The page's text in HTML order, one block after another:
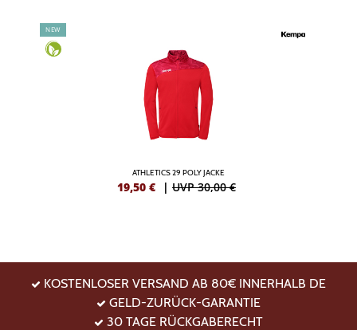
NEW
ATHLETICS 29 POLY JACKE
19,50 € | UVP 30,00 €
KOSTENLOSER VERSAND AB 80€ INNERHALB DE
GELD-ZURÜCK-GARANTIE
30 TAGE RÜCKGABERECHT